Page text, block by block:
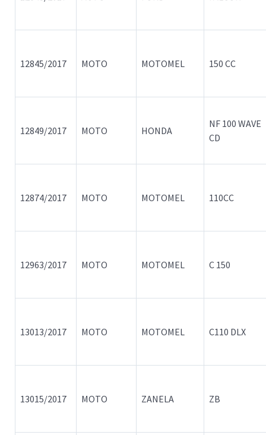
12845/2017 MOTO MOTOMEL 150 CC
12849/2017 MOTO HONDA
NF 100 WAVE
CD
12874/2017 MOTO MOTOMEL 110CC
12963/2017 MOTO MOTOMEL C 150
13013/2017 MOTO MOTOMEL C110 DLX
13015/2017 MOTO ZANELA ZB